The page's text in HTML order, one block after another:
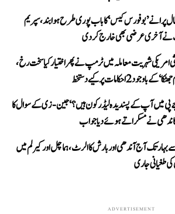
سال پرانے ’بوفورس کیس‘ کا باب پوری طرح ہوا بند، سپریم
آخری عرضی بھی خارج کر دی
امریکی شہریت معاملہ میں ٹرمپ نے پھر اختیار کیا سخت رخ،
باوجود 2 احکامات پر کیے دستخط
پی میں آپ کے پسندیدہ لیڈر کون ہیں؟‘ جین-زی کے سوال کا
نے مسکراتے ہوئے دیا جواب
بہار تک آج آندھی اور بارش کا الرٹ، ہماچل اور کیرلم میں
طغیانی جاری
ADVERTISEMENT